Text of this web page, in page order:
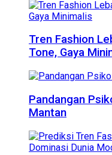
Tren Fashion
Tone, Gaya
Pandangan
Mantan